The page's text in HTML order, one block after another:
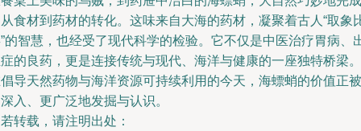
食材到药材的转化。这味来自大海的药材，凝聚着古人“取象
的智慧，也经受了现代科学的检验。它不仅是中医治疗胃病、
的良药，更是连接传统与现代、海洋与健康的一座独特桥梁。
导天然药物与海洋资源可持续利用的今天，海螵蛸的价值正被
入、更广泛地发掘与认识。
转载，请注明出处：